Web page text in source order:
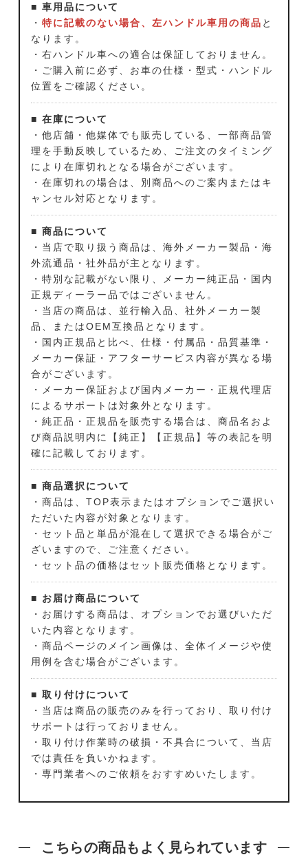
■ 車用品について
・ 特に記載のない場合、左ハンドル車用の商品 と
なります。
・右ハンドル車への適合は保証しておりません。
・ご購入前に必ず、お車の仕様・型式・ハンドル
位置をご確認ください。
■ 在庫について
・他店舗・他媒体でも販売している、一部商品管
理を手動反映しているため、ご注文のタイミング
により在庫切れとなる場合がございます。
・在庫切れの場合は、別商品へのご案内またはキ
ャンセル対応となります。
■ 商品について
・当店で取り扱う商品は、海外メーカー製品・海
外流通品・社外品が主となります。
・特別な記載がない限り、メーカー純正品・国内
正規ディーラー品ではございません。
・当店の商品は、並行輸入品、社外メーカー製
品、またはOEM互換品となります。
・国内正規品と比べ、仕様・付属品・品質基準・
メーカー保証・アフターサービス内容が異なる場
合がございます。
・メーカー保証および国内メーカー・正規代理店
によるサポートは対象外となります。
・純正品・正規品を販売する場合は、商品名およ
び商品説明内に【純正】【正規品】等の表記を明
確に記載しております。
■ 商品選択について
・商品は、TOP表示またはオプションでご選択い
ただいた内容が対象となります。
・セット品と単品が混在して選択できる場合がご
ざいますので、ご注意ください。
・セット品の価格はセット販売価格となります。
■ お届け商品について
・お届けする商品は、オプションでお選びいただ
いた内容となります。
・商品ページのメイン画像は、全体イメージや使
用例を含む場合がございます。
■ 取り付けについて
・当店は商品の販売のみを行っており、取り付け
サポートは行っておりません。
・取り付け作業時の破損・不具合について、当店
では責任を負いかねます。
・専門業者へのご依頼をおすすめいたします。
こちらの商品もよく見られています